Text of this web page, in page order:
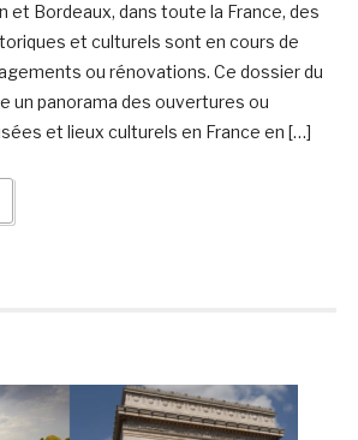
et Bordeaux, dans toute la France, des
et culturels sont en cours de
ou rénovations. Ce dossier du
un panorama des ouvertures ou
et lieux culturels en France en […]